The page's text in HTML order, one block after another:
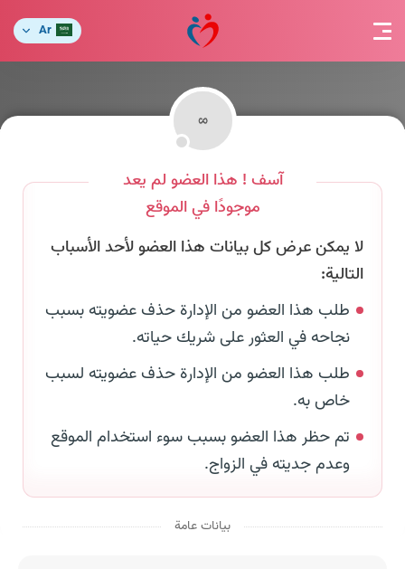
Ar
آسف ! هذا العضو لم يعد
موجودًا في الموقع
لا يمكن عرض كل بيانات هذا العضو لأحد الأسباب
التالية:
طلب هذا العضو من الإدارة حذف عضويته بسبب
نجاحه في العثور على شريك حياته.
طلب هذا العضو من الإدارة حذف عضويته لسبب
خاص به.
تم حظر هذا العضو بسبب سوء استخدام الموقع
وعدم جديته في الزواج.
بيانات عامة